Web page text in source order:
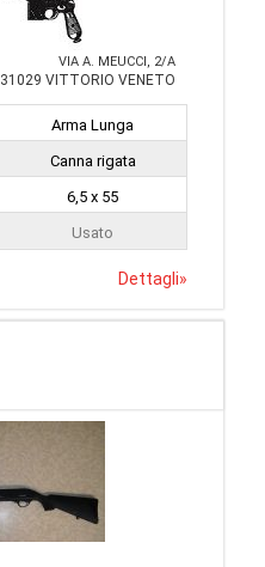
VIA A. MEUCCI, 2/A
31029 VITTORIO VENETO
Arma Lunga
Canna rigata
6,5 x 55
Usato
Dettagli»